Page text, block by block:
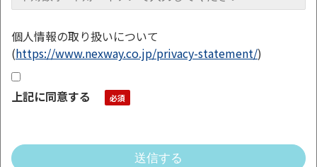
個人情報の取り扱いについて
(https://www.nexway.co.jp/privacy-statement/)
上記に同意する